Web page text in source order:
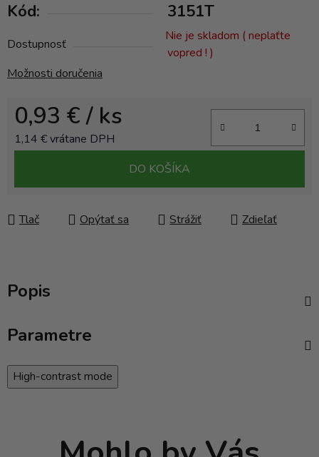
Kód: 3151T
Dostupnosť
Nie je skladom ( neplaťte
vopred ! )
Možnosti doručenia
0,93 €/ ks
1,14 € vrátane DPH
DO KOŠÍKA
Tlač Opýtať sa Strážiť Zdieľať
Popis
Parametre
High-contrast mode